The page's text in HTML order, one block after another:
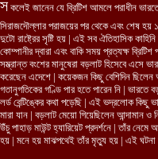
স কলেই জানেন যে ব্রিটিশ আমলে পরাধীন
সিরাজদৌল্লার পরাজয়ের পর থেকে এবং শেষ হয়
দুটো রাষ্ট্রের সৃষ্টি হয় | এই সব ঐতিহাসিক
কোম্পানীর দ্বারা এবং বাকি সময় প্রত্যক্ষ
সম্ভ্রান্ত বংশের মানুষেরা বড়লাট হিসেবে এসে
করেছেন এদেশে | কয়েকজন কিছু বেশিদিন
গতানুগতিকের গণ্ডি পার হতে পারেন নি | ভারতে
লর্ড বেন্টিঙ্কের কথা পড়েছি | এই ভদ্রলোক
মারা যান | বড়লাট মেয়ো গিয়েছিলেন আন্দামান ও
উঁচু পাহাড় মাউন্ট হ্যারিয়েট প্রদর্শনে | তাঁর
হয় | মনে হয় মাঝপথেই তাঁর মৃত্যু হয় | এই ঘটনা